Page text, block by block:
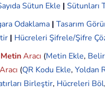
Sütun Ekle | Sütunları
Odaklama | Tasarım
| Hücreleri Şifrele/Şifre
MetinAracı (Metin Ekle,
Aracı (QR Kodu Ekle, Yoldan
Birleştir, Hücreleri Böl